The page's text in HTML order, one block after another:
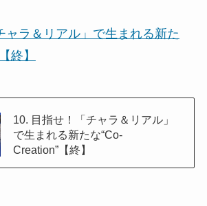
ャラ＆リアル」で生まれる新た
終】
10. 目指せ！「チャラ＆リアル」
で生まれる新たな“Co-
Creation”【終】